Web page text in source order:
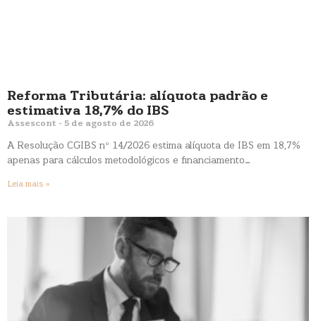
Reforma Tributária: alíquota padrão e
estimativa 18,7% do IBS
Assescont 5 de agosto de 2026
A Resolução CGIBS nº 14/2026 estima alíquota de IBS em 18,7%
apenas para cálculos metodológicos e financiamento…
Leia mais »